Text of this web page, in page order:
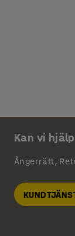
Kan vi
Ångerrätt,